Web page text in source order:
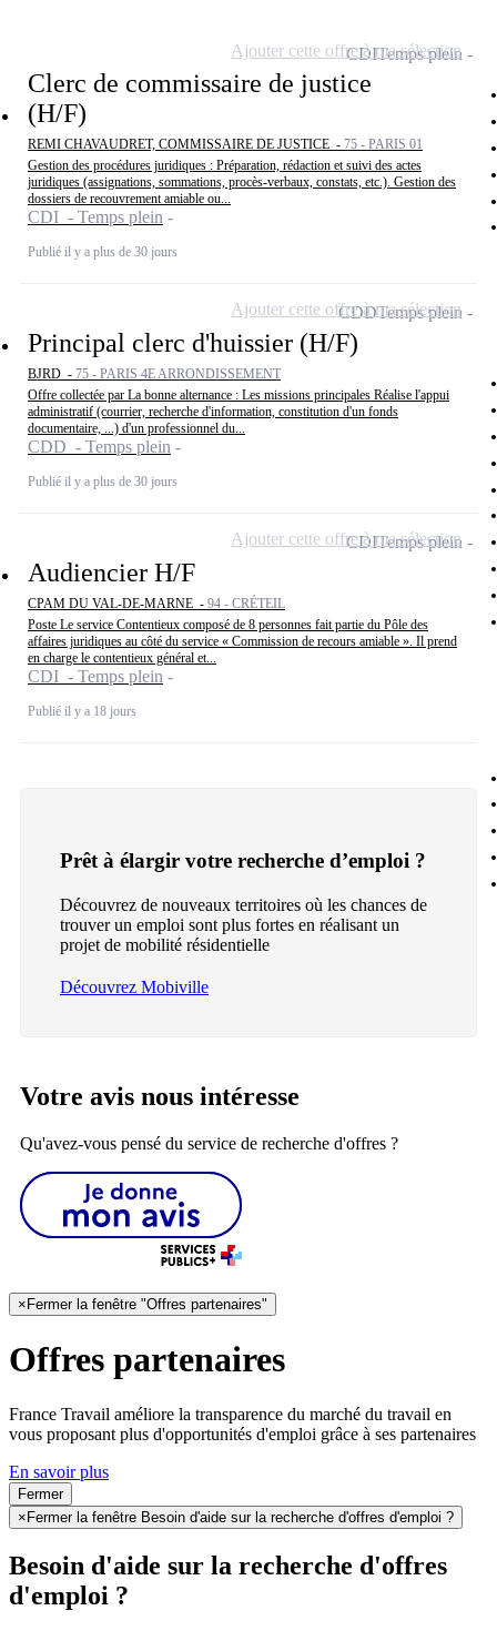
Clerc de commissaire de justice
(H/F)
REMI CHAVAUDRET, COMMISSAIRE DE JUSTICE - 75 - PARIS 01
Gestion des procédures juridiques : Préparation, rédaction et suivi des actes
juridiques (assignations, sommations, procès-verbaux, constats, etc.). Gestion des
dossiers de recouvrement amiable ou...
CDI - Temps plein
Publié il y a plus de 30 jours
CDITemps plein
Ajouter cette offre à ma sélection
Principal clerc d'huissier (H/F)
BJRD - 75 - PARIS 4E ARRONDISSEMENT
Offre collectée par La bonne alternance : Les missions principales Réalise l'appui
administratif (courrier, recherche d'information, constitution d'un fonds
documentaire, ...) d'un professionnel du...
CDD - Temps plein
Publié il y a plus de 30 jours
CDDTemps plein
Ajouter cette offre à ma sélection
Audiencier H/F
CPAM DU VAL-DE-MARNE - 94 - CRÉTEIL
Poste Le service Contentieux composé de 8 personnes fait partie du Pôle des
affaires juridiques au côté du service « Commission de recours amiable ». Il prend
en charge le contentieux général et...
CDI - Temps plein
Publié il y a 18 jours
CDITemps plein
Ajouter cette offre à ma sélection
Prêt à élargir votre recherche d’emploi ?
Découvrez de nouveaux territoires où les chances de
trouver un emploi sont plus fortes en réalisant un
projet de mobilité résidentielle
Découvrez Mobiville
Votre avis nous intéresse
Qu'avez-vous pensé du service de recherche d'offres ?
× Fermer la fenêtre "Offres partenaires"
Offres partenaires
France Travail améliore la transparence du marché du travail en
vous proposant plus d'opportunités d'emploi grâce à ses partenaires
En savoir plus
Fermer
×Fermer la fenêtre Besoin d'aide sur la recherche d'offres d'emploi ?
Besoin d'aide sur la recherche d'offres
d'emploi ?